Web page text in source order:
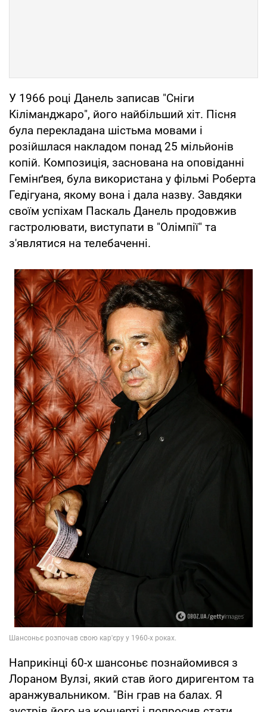
У 1966 році Данель записав "Сніги
Кіліманджаро", його найбільший хіт. Пісня
була перекладана шістьма мовами і
розійшлася накладом понад 25 мільйонів
копій. Композиція, заснована на оповіданні
Гемінґвея, була використана у фільмі Роберта
Гедігуана, якому вона і дала назву. Завдяки
своїм успіхам Паскаль Данель продовжив
гастролювати, виступати в "Олімпії" та
з'являтися на телебаченні.
Наприкінці 60-х шансоньє познайомився з
Лораном Вулзі, який став його диригентом та
аранжувальником. "Він грав на балах. Я